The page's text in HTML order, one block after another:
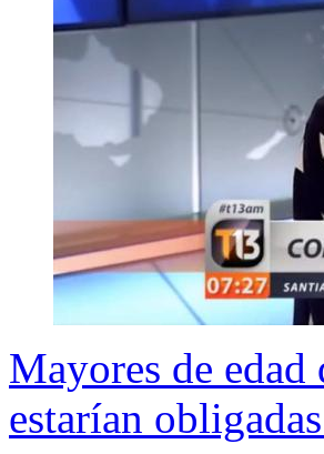
Mayores de
estarían